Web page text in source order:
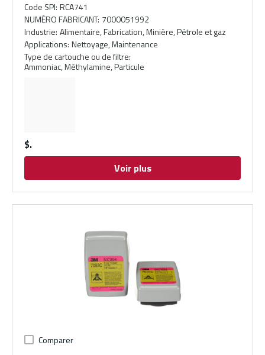
Code SPI: RCA741
NUMÉRO FABRICANT: 7000051992
Industrie: Alimentaire, Fabrication, Minière, Pétrole et gaz
Applications: Nettoyage, Maintenance
Type de cartouche ou de filtre:
Ammoniac, Méthylamine, Particule
$
Voir plus
Comparer